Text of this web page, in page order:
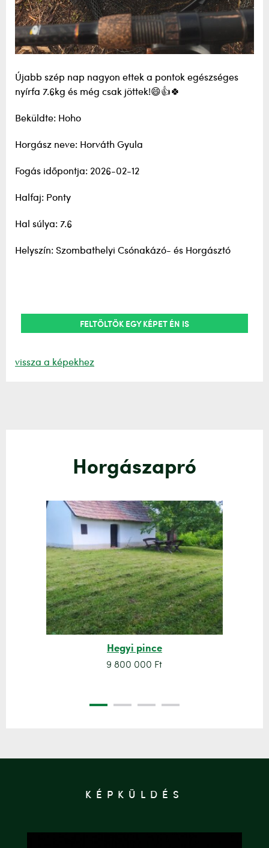
Újabb szép nap nagyon ettek a pontok egészséges
nyírfa 7.6kg és még csak jöttek!😄👍🍀
Beküldte: Hoho
Horgász neve: Horváth Gyula
Fogás időpontja: 2026-02-12
Halfaj: Ponty
Hal súlya: 7.6
Helyszín: Szombathelyi Csónakázó- és Horgásztó
FELTÖLTÖK EGY KÉPET ÉN IS
vissza a képekhez
Horgászapró
Hegyi pince
9 800 000 Ft
KÉPKÜLDÉS